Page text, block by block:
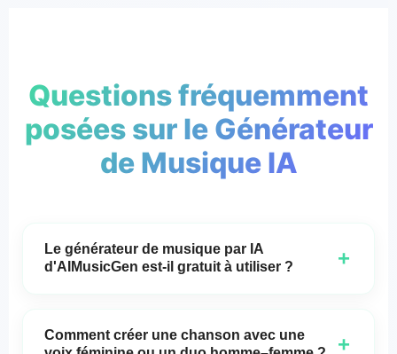
Questions fréquemment
posées sur le Générateur
de Musique IA
Le générateur de musique par IA
d'AIMusicGen est-il gratuit à utiliser ?
+
la génération de musique et de paroles par IA sur
AIMusicGen.net. Des plans payants optionnels
Comment créer une chanson avec une
+